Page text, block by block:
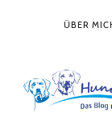
ÜBER